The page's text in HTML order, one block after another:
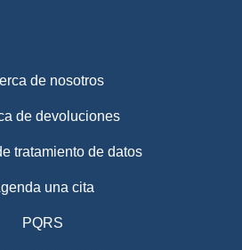
de nosotros
de devoluciones
tratamiento de datos
una cita
PQRS